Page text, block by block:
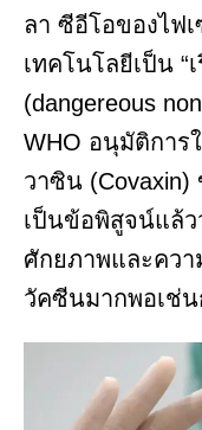
ลา ซีอีโอของไฟ
เทคโนโลยีเป็น “
(dangereous
WHO อนุมัติการ
วาซิน (Covaxin)
เป็นข้อพิสูจน์แล้
ศักยภาพและคว
วัคซีนมากพอเช่